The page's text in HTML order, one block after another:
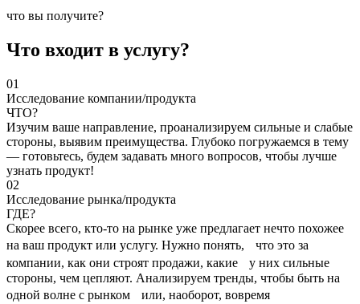
что вы получите?
Что входит в услугу?
01
Исследование компании/продукта
ЧТО?
Изучим ваше направление, проанализируем сильные и слабые
стороны, выявим преимущества. Глубоко погружаемся в тему
— готовьтесь, будем задавать много вопросов, чтобы лучше
узнать продукт!
02
Исследование рынка/продукта
ГДЕ?
Скорее всего, кто-то на рынке уже предлагает нечто похожее
на ваш продукт или услугу. Нужно понять, что это за
компании, как они строят продажи, какие у них сильные
стороны, чем цепляют. Анализируем тренды, чтобы быть на
одной волне с рынком или, наоборот, вовремя